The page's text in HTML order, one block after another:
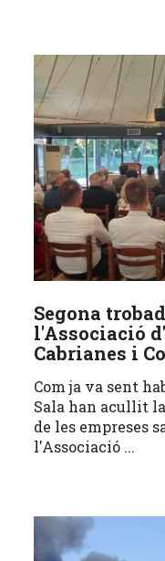
Segona
l'Associació
Cabrianes i
Com ja va sent
Sala han acullit
de les empreses
l'Associació ...